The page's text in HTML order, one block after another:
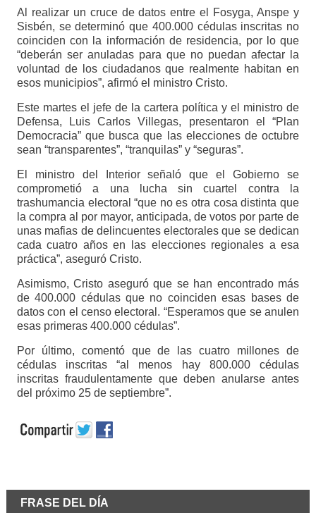
Al realizar un cruce de datos entre el Fosyga, Anspe y
Sisbén, se determinó que 400.000 cédulas inscritas no
coinciden con la información de residencia, por lo que
“deberán ser anuladas para que no puedan afectar la
voluntad de los ciudadanos que realmente habitan en
esos municipios”, afirmó el ministro Cristo.
Este martes el jefe de la cartera política y el ministro de
Defensa, Luis Carlos Villegas, presentaron el “Plan
Democracia” que busca que las elecciones de octubre
sean “transparentes”, “tranquilas” y “seguras”.
El ministro del Interior señaló que el Gobierno se
comprometió a una lucha sin cuartel contra la
trashumancia electoral “que no es otra cosa distinta que
la compra al por mayor, anticipada, de votos por parte de
unas mafias de delincuentes electorales que se dedican
cada cuatro años en las elecciones regionales a esa
práctica”, aseguró Cristo.
Asimismo, Cristo aseguró que se han encontrado más
de 400.000 cédulas que no coinciden esas bases de
datos con el censo electoral. “Esperamos que se anulen
esas primeras 400.000 cédulas”.
Por último, comentó que de las cuatro millones de
cédulas inscritas “al menos hay 800.000 cédulas
inscritas fraudulentamente que deben anularse antes
del próximo 25 de septiembre”.
FRASE DEL DÍA